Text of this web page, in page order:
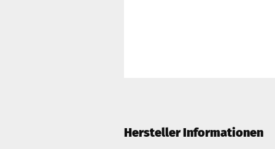
Hersteller Informationen